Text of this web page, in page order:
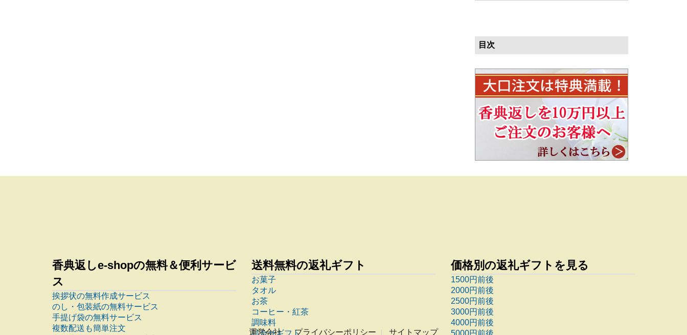
目次
運営会社 プライバシーポリシー サイトマップ
香典返しe-shopの無料＆便利サービ
ス
挨拶状の無料作成サービス
のし・包装紙の無料サービス
手提げ袋の無料サービス
複数配送も簡単注文
送料無料の返礼ギフト
お菓子
タオル
お茶
コーヒー・紅茶
調味料
詰合せギフト
価格別の返礼ギフトを見る
1500円前後
2000円前後
2500円前後
3000円前後
4000円前後
5000円前後